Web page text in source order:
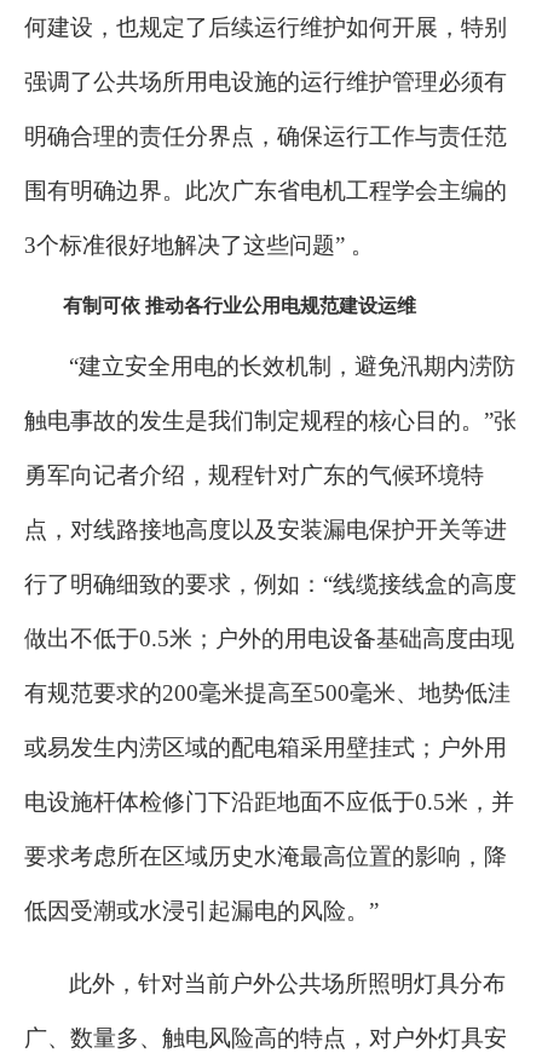
何建设，也规定了后续运行维护如何开展，特别
强调了公共场所用电设施的运行维护管理必须有
明确合理的责任分界点，确保运行工作与责任范
围有明确边界。此次广东省电机工程学会主编的
3个标准很好地解决了这些问题” 。
有制可依 推动各行业公用电规范建设运维
“建立安全用电的长效机制，避免汛期内涝防
触电事故的发生是我们制定规程的核心目的。”张
勇军向记者介绍，规程针对广东的气候环境特
点，对线路接地高度以及安装漏电保护开关等进
行了明确细致的要求，例如：“线缆接线盒的高度
做出不低于0.5米；户外的用电设备基础高度由现
有规范要求的200毫米提高至500毫米、地势低洼
或易发生内涝区域的配电箱采用壁挂式；户外用
电设施杆体检修门下沿距地面不应低于0.5米，并
要求考虑所在区域历史水淹最高位置的影响，降
低因受潮或水浸引起漏电的风险。”
此外，针对当前户外公共场所照明灯具分布
广、数量多、触电风险高的特点，对户外灯具安